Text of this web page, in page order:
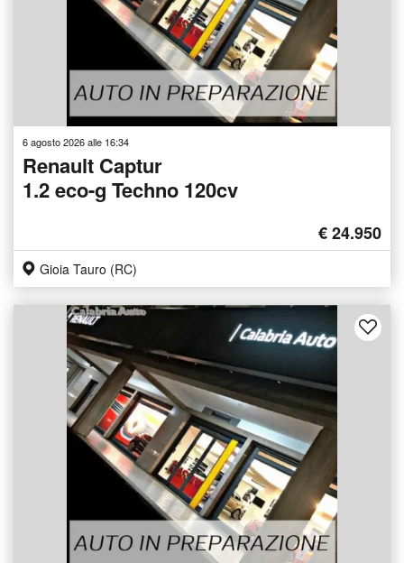
6 agosto 2026 alle 16:34
Renault Captur
1.2 eco-g Techno 120cv
€ 24.950
Gioia Tauro (RC)